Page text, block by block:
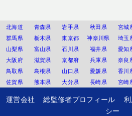
北海道 青森県 岩手県 秋田県 宮城
群馬県
栃木県 東京都 神奈川県 埼玉
山梨県
富山県 石川県 福井県 愛知
大阪府
滋賀県 京都府 兵庫県 奈良
鳥取県
島根県 山口県 愛媛県 香川
佐賀県
熊本県 大分県 長崎県 宮崎
運営会社 総監修者プロフィール
シー